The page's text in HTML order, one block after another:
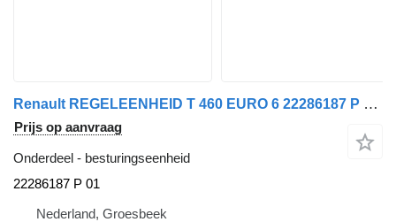
Renault REGELEENHEID T 460 EURO 6 22286187 P 01 besturingseenheid voor vrachtwagen
Prijs op aanvraag
Onderdeel - besturingseenheid
22286187 P 01
Nederland, Groesbeek